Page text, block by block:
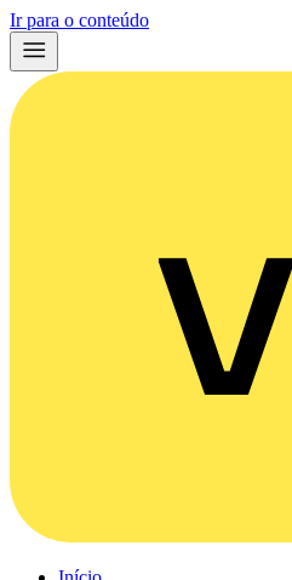
Ir para o conteúdo